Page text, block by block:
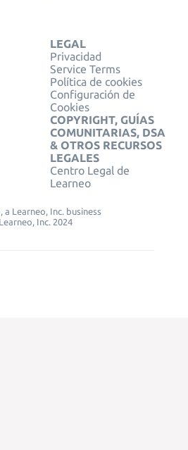
LEGAL
Privacidad
Service Terms
Política de cookies
Configuración de
Cookies
COPYRIGHT, GUÍAS
COMUNITARIAS, DSA
& OTROS RECURSOS
LEGALES
Centro Legal de
Learneo
a Learneo, Inc. business
Inc. 2024